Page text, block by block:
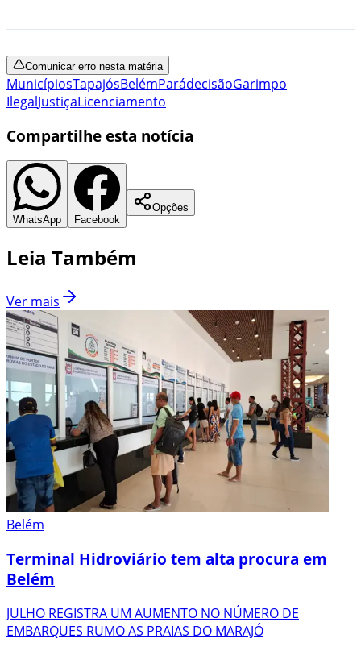
Comunicar erro nesta matéria
MunicípiosTapajósBelémParádecisãoGarimpo
IlegalJustiçaLicenciamento
Compartilhe esta notícia
WhatsApp Facebook
Opções
Leia Também
Ver mais
Belém
Terminal Hidroviário tem alta procura em
Belém
JULHO REGISTRA UM AUMENTO NO NÚMERO DE
EMBARQUES RUMO AS PRAIAS DO MARAJÓ